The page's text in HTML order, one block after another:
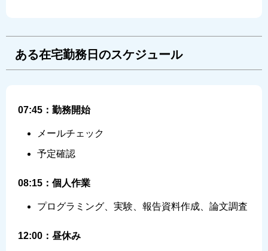
ある在宅勤務日のスケジュール
07:45：勤務開始
メールチェック
予定確認
08:15：個人作業
プログラミング、実験、報告資料作成、論文調査
12:00：昼休み